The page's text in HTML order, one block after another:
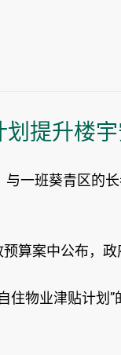
提升楼宇
一班葵青区的
算案中公布，
住物业津贴计